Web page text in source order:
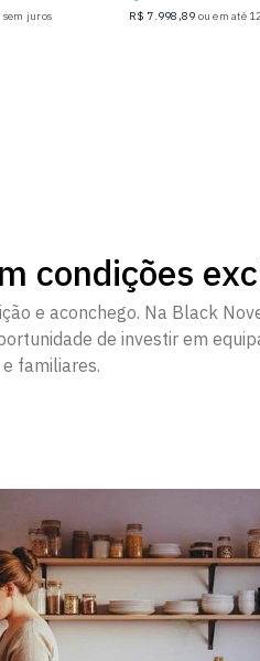
sem juros R$ 7.998,89 ou em até
condições
e aconchego. Na Black
de investir em
familiares.